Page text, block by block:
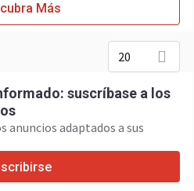
Más
20
suscríbase a los
anuncios adaptados a sus